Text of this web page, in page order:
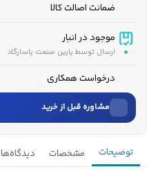
ضمانت اصالت کالا
موجود در انبار
ارسال توسط پارین صنعت پاسارگاد
درخواست همکاری
مشاوره قبل از خرید
نام
توضیحات مشخصات دیدگاه‌ها